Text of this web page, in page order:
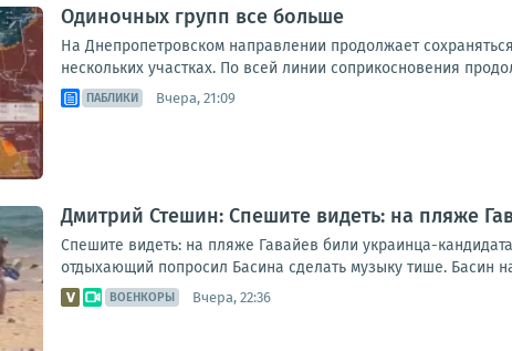
Одиночных групп все больше
На Днепропетровском направлении продолжает
нескольких участках. По всей линии соприкосновения
ПАБЛИКИ Вчера, 21:09
Дмитрий Стешин: Спешите видеть: на пляже
Спешите видеть: на пляже Гавайев били украинца-
отдыхающий попросил Басина сделать музыку тише. Басин
ВОЕНКОРЫ Вчера, 22:36